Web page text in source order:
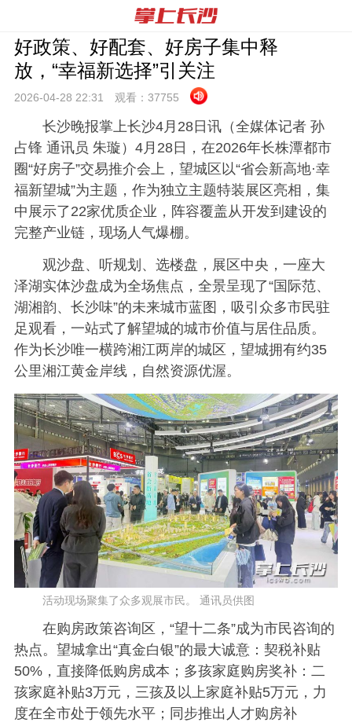
好政策、好配套、好房子集中释
放，“幸福新选择”引关注
2026-04-28 22:31 观看： 37755
长沙晚报掌上长沙4月28日讯（全媒体记者 孙
占锋 通讯员 朱璇）4月28日，在2026年长株潭都市
圈“好房子”交易推介会上，望城区以“省会新高地·幸
福新望城”为主题，作为独立主题特装展区亮相，集
中展示了22家优质企业，阵容覆盖从开发到建设的
完整产业链，现场人气爆棚。
观沙盘、听规划、选楼盘，展区中央，一座大
泽湖实体沙盘成为全场焦点，全景呈现了“国际范、
湖湘韵、长沙味”的未来城市蓝图，吸引众多市民驻
足观看，一站式了解望城的城市价值与居住品质。
作为长沙唯一横跨湘江两岸的城区，望城拥有约35
公里湘江黄金岸线，自然资源优渥。
活动现场聚集了众多观展市民。 通讯员供图
在购房政策咨询区，“望十二条”成为市民咨询的
热点。望城拿出“真金白银”的最大诚意：契税补贴
50%，直接降低购房成本；多孩家庭购房奖补：二
孩家庭补贴3万元，三孩及以上家庭补贴5万元，力
度在全市处于领先水平；同步推出人才购房补